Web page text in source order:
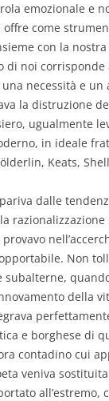
emozionale e
come
con la
di noi corrisponde
necessità e
la distruzione
ugualmente
in ideale
Keats,
dalle
Non
subalterne,
della
e borghese di
contadino cui
veniva
all’estremo,